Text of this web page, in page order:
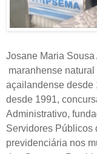
Josane Maria
maranhense
açailandense desde
desde 1991,
Administrativo,
Servidores Públicos
previdenciária nos